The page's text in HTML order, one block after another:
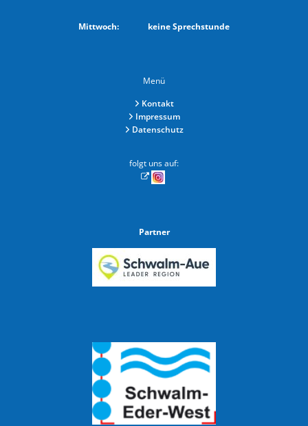
Mittwoch: keine Sprechstunde
Menü
Kontakt
Impressum
Datenschutz
folgt uns auf:
Partner